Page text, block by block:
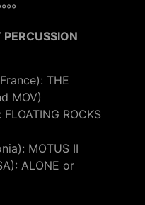
THE
MOV)
ROCKS
MOTUS II
ALONE or